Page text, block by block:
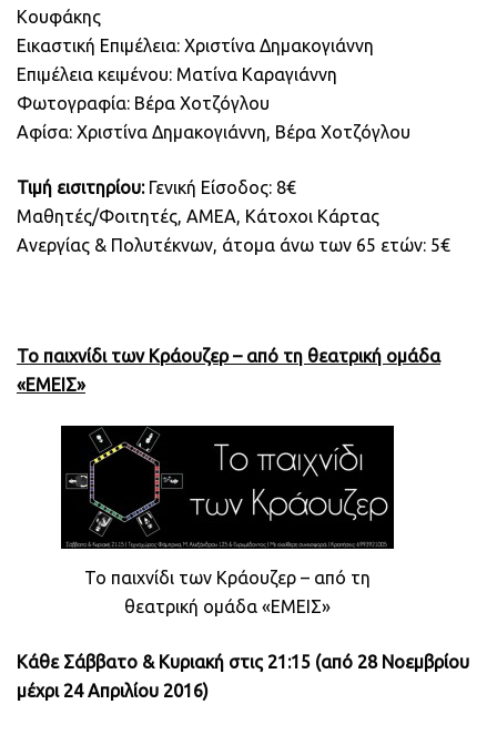
Κουφάκης
Εικαστική Επιμέλεια: Χριστίνα Δημακογιάννη
Επιμέλεια κειμένου: Ματίνα Καραγιάννη
Φωτογραφία: Βέρα Χοτζόγλου
Αφίσα: Χριστίνα Δημακογιάννη, Βέρα Χοτζόγλου
Τιμή εισιτηρίου: Γενική Είσοδος: 8€
Μαθητές/Φοιτητές, ΑΜΕΑ, Κάτοχοι Κάρτας
Ανεργίας & Πολυτέκνων, άτομα άνω των 65 ετών: 5€
Το παιχνίδι των Κράουζερ – από τη θεατρική ομάδα
«ΕΜΕΙΣ»
Το παιχνίδι των Κράουζερ – από τη
θεατρική ομάδα «ΕΜΕΙΣ»
Κάθε Σάββατο & Κυριακή στις 21:15 (από 28 Νοεμβρίου
μέχρι 24 Απριλίου 2016)